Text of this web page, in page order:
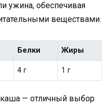
ужина, обеспечивая
веществами.
Белки Жиры
4 г 1 г
каша — отличный выбор